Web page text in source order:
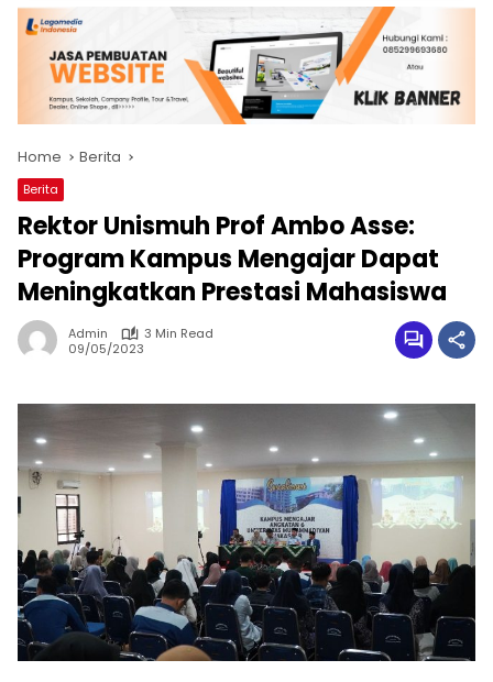
Home Berita
Berita
Rektor Unismuh Prof Ambo Asse:
Program Kampus Mengajar Dapat
Meningkatkan Prestasi Mahasiswa
Admin
3 Min Read
09/05/2023